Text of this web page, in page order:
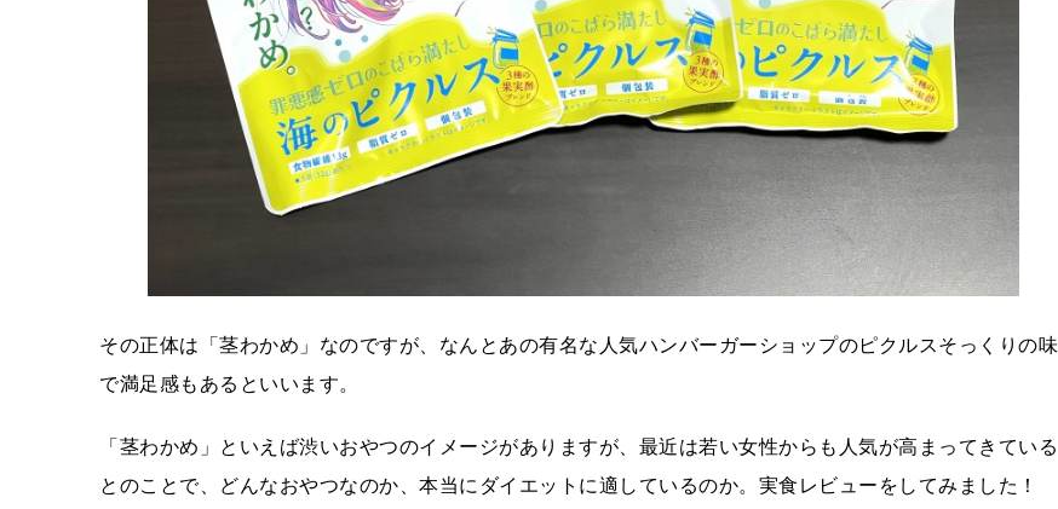
その正体は「茎わかめ」なのですが、なんとあの有名な人気ハンバーガーショップのピクルスそっくりの味
で満足感もあるといいます。
「茎わかめ」といえば渋いおやつのイメージがありますが、最近は若い女性からも人気が高まってきている
とのことで、どんなおやつなのか、本当にダイエットに適しているのか。実食レビューをしてみました！